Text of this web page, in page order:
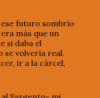
futuro sombrío
más que un
si daba el
se volvería real.
ir a la cárcel,